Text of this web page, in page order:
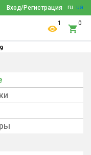
ru ua
Вход/Регистрация
1 0